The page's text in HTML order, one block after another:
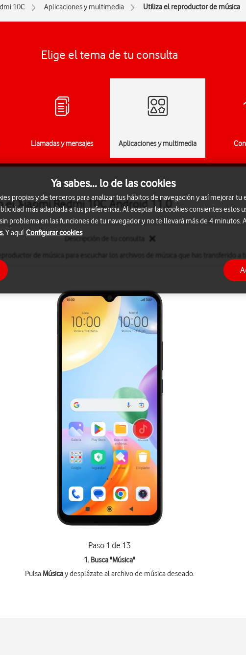
10C Aplicaciones y multimedia Utiliza el reproductor de música
Elige el tema de tu consulta
Llamadas y mensajes Aplicaciones y multimedia
Xiaomi Redmi 10C Android 11.0
Descripción de tu consulta
Paso 1 de 13
1. Busca "Música"
Pulsa Músicay desplázate al archivo de música deseado.
Ya sabes... lo de las cookies
propias y de terceros para analizar tus hábitos de navegación y así mejorar tu
más adaptada a tus preferencia. Al aceptar las cookies consientes estos
problema en las funciones de tu navegador y no te llevará más de 4 minutos.
Y aquí Configurar cookies